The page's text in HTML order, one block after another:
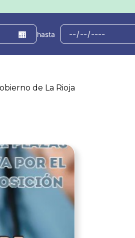
hasta
de La Rioja
Ver noticia